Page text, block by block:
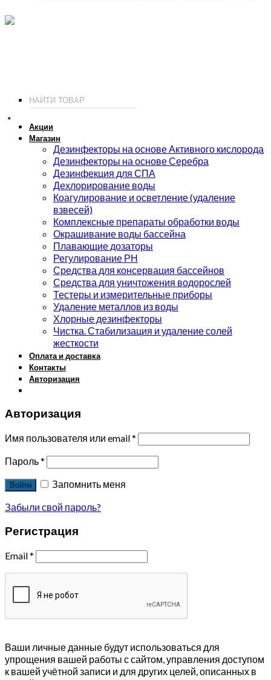
Акции
Магазин
Дезинфекторы на основе Активного кислорода
Дезинфекторы на основе Серебра
Дезинфекция для СПА
Дехлорирование воды
Коагулирование и осветление (удаление
взвесей)
Комплексные препараты обработки воды
Окрашивание воды бассейна
Плавающие дозаторы
Регулирование РН
Средства для консервация бассейнов
Средства для уничтожения водорослей
Тестеры и измерительные приборы
Удаление металлов из воды
Хлорные дезинфекторы
Чистка. Стабилизация и удаление солей
жесткости
Оплата и доставка
Контакты
Авторизация
Авторизация
Имя пользователя или email*
Пароль*
Войти
Запомнить меня
Забыли свой пароль?
Регистрация
Email*
Ваши личные данные будут использоваться для
упрощения вашей работы с сайтом, управления доступом
к вашей учётной записи и для других целей, описанных в